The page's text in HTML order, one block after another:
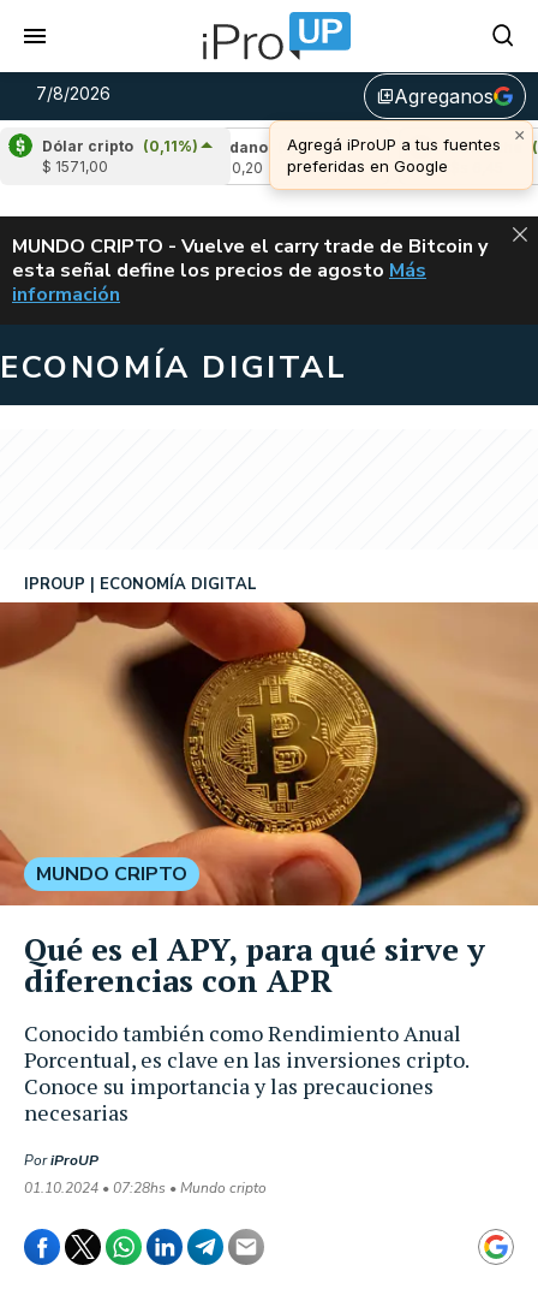
7/8/2026 library_addAgreganos
×
Agregá iProUP a tus fuentes
preferidas en Google
Dólar cripto (0,11%)
$ 1571,00
Cardano
(5,85%)
u$s 0,20
Avalanche
u$s 6,45
ALERTA
MUNDO CRIPTO - Vuelve el carry trade de Bitcoin y
esta señal define los precios de agosto VUELVE EL
Más
información
ECONOMÍA DIGITAL
Conocido también como Rendimiento Anual
Porcentual, es clave en las inversiones cripto.
Conoce su importancia y las precauciones
necesarias
IPROUP ECONOMÍA DIGITAL
PoriProUP
01.10.2024 • 07:28hs • Mundo cripto
MUNDO CRIPTO
Qué es el APY, para qué sirve y
diferencias con APR